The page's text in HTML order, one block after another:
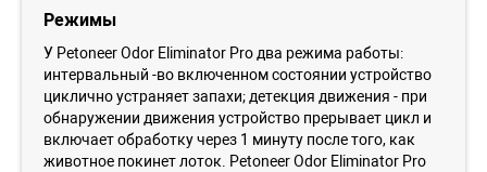
Режимы
У Petoneer Odor Eliminator Pro два режима работы:
интервальный -во включенном состоянии устройство
циклично устраняет запахи; детекция движения - при
обнаружении движения устройство прерывает цикл и
включает обработку через 1 минуту после того, как
животное покинет лоток. Petoneer Odor Eliminator Pro